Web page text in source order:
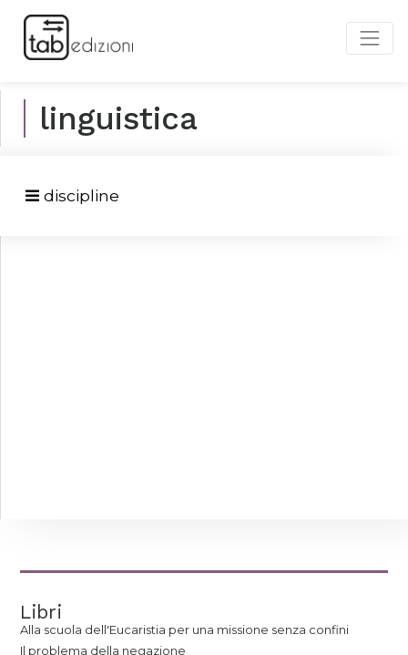
linguistica
discipline
Libri
Alla scuola dell'Eucaristia per una missione senza confini
Il problema della negazione